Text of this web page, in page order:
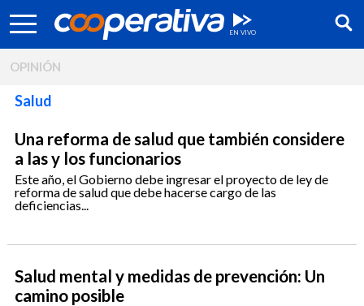
Síguenos:
OPINIÓN
Salud
Una reforma de salud que también considere
a las y los funcionarios
Este año, el Gobierno debe ingresar el proyecto de ley de
reforma de salud que debe hacerse cargo de las
deficiencias...
Salud mental y medidas de prevención: Un
camino posible